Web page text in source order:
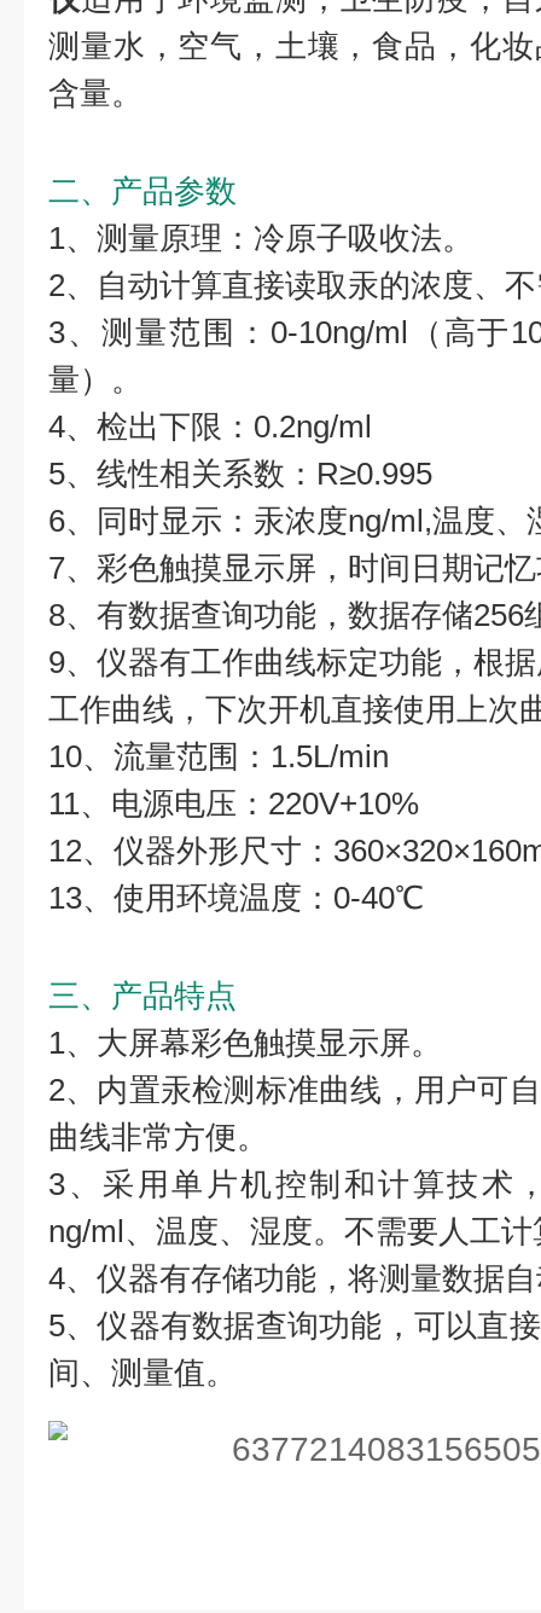
测量水，空气，土壤，食品，化
含量。
二、产品参数
1、测量原理：冷原子吸收法。
2、自动计算直接读取汞的浓度、
3、测量范围：0-10ng/ml（高于
量）。
4、检出下限：0.2ng/ml
5、线性相关系数：R≥0.995
6、同时显示：汞浓度ng/ml,温度、
7、彩色触摸显示屏，时间日期记
8、有数据查询功能，数据存储256
9、仪器有工作曲线标定功能，根
工作曲线，下次开机直接使用上次
10、流量范围：1.5L/min
11、电源电压：220V+10%
12、仪器外形尺寸：
13、使用环境温度：0-40℃
三、产品特点
1、大屏幕彩色触摸显示屏。
2、内置汞检测标准曲线，用户可
曲线非常方便。
3、采用单片机控制和计算技术
ng/ml、温度、湿度。不需要人工计
4、仪器有存储功能，将测量数据
5、仪器有数据查询功能，可以直
间、测量值。